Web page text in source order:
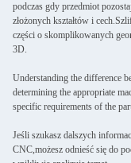
podczas gdy przedmiot
złożonych kształtów i
części o skomplikowanych
3D.
Understanding the difference
determining the appropriate
specific requirements of the
Jeśli szukasz dalszych
CNC,możesz odnieść się do